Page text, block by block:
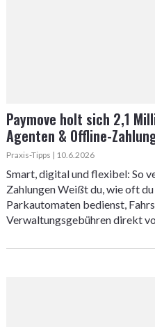
Paymove holt sich 2,1
Agenten & Offline-
Praxis-Tipps | 10.6.2026
Smart, digital und flexibel: So
Zahlungen Weißt du, wie oft
Parkautomaten bedienst,
Verwaltungsgebühren direkt